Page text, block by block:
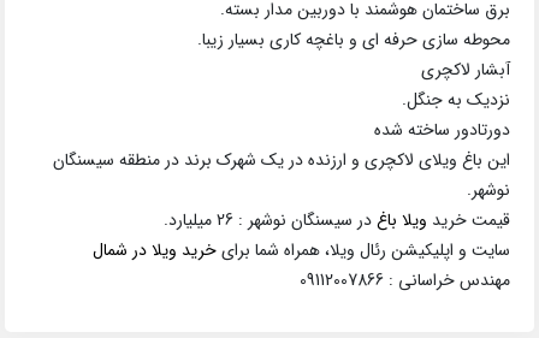
برق ساختمان هوشمند با دوربین مدار بسته.
محوطه سازی حرفه ای و باغچه کاری بسیار زیبا.
آبشار لاکچری
نزدیک به جنگل.
دورتادور ساخته شده
این باغ ویلای لاکچری و ارزنده در یک شهرک برند در منطقه سیسنگان
نوشهر.
قیمت خرید ویلا باغدر سیسنگان نوشهر : 26 میلیارد.
سایت و اپلیکیشن رئال ویلا، همراه شما برایخرید ویلا در شمال
مهندس خراسانی : 09112007866